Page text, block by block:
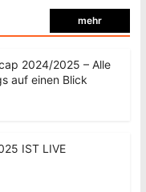
mehr
2024/2025 – Alle
auf einen Blick
IST LIVE